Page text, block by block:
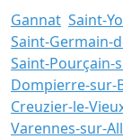
Gannat Saint-
Saint-Germain-
Saint-Pourçain-
Dompierre-sur-
Creuzier-le-
Varennes-sur-